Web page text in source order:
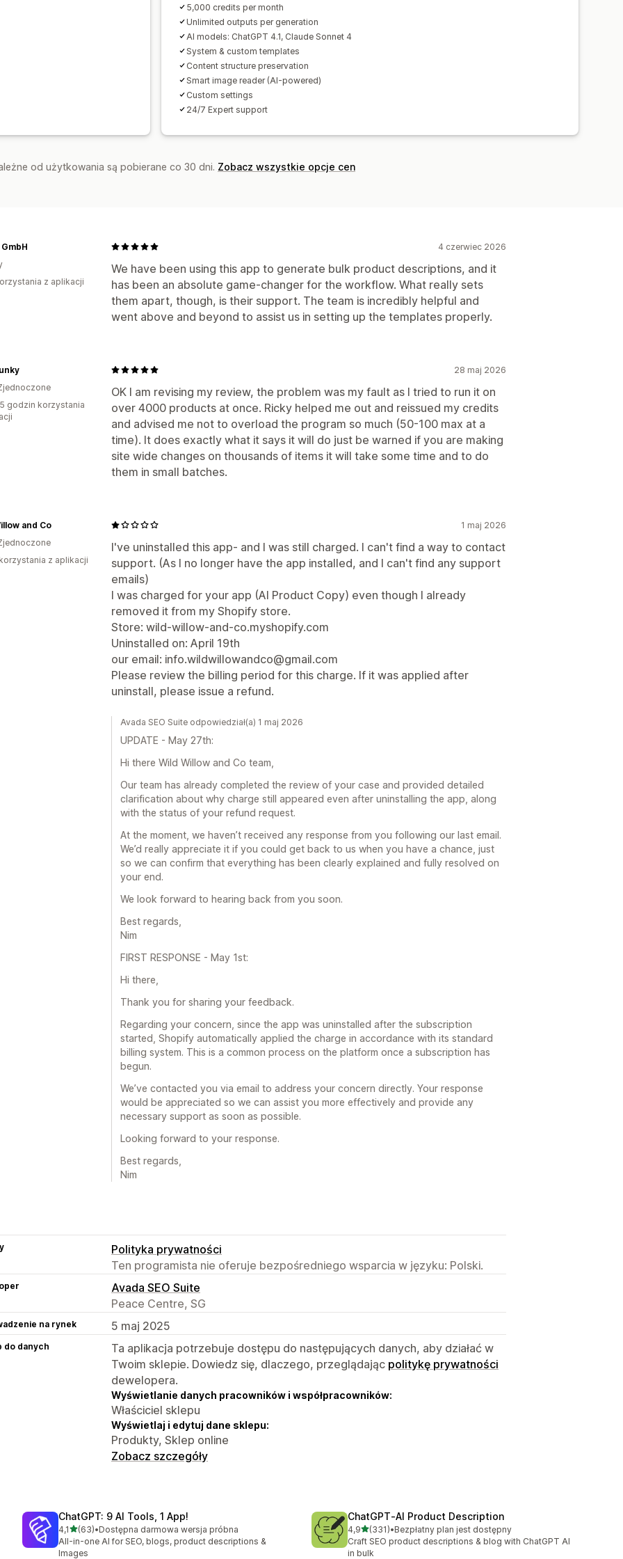
5,000 credits per month
Unlimited outputs per generation
AI models: ChatGPT 4.1, Claude Sonnet 4
System & custom templates
Content structure preservation
Smart image reader (AI-powered)
Custom settings
24/7 Expert support
od użytkowania są pobierane co 30 dni. Zobacz wszystkie opcje cen
4 czerwiec 2026
We have been using this app to generate bulk product descriptions, and it
has been an absolute game-changer for the workflow. What really sets
them apart, though, is their support. The team is incredibly helpful and
went above and beyond to assist us in setting up the templates properly.
z aplikacji
28 maj 2026
OK I am revising my review, the problem was my fault as I tried to run it on
over 4000 products at once. Ricky helped me out and reissued my credits
and advised me not to overload the program so much (50-100 max at a
time). It does exactly what it says it will do just be warned if you are making
site wide changes on thousands of items it will take some time and to do
them in small batches.
godzin korzystania
1 maj 2026
I've uninstalled this app- and I was still charged. I can't find a way to contact
support. (As I no longer have the app installed, and I can't find any support
emails)
I was charged for your app (AI Product Copy) even though I already
removed it from my Shopify store.
Store: wild-willow-and-co.myshopify.com
Uninstalled on: April 19th
our email: info.wildwillowandco@gmail.com
Please review the billing period for this charge. If it was applied after
uninstall, please issue a refund.
and Co
z aplikacji
Avada SEO Suite odpowiedział(a) 1 maj 2026
UPDATE - May 27th:
Hi there Wild Willow and Co team,
Our team has already completed the review of your case and provided detailed
clarification about why charge still appeared even after uninstalling the app, along
with the status of your refund request.
At the moment, we haven’t received any response from you following our last email.
We’d really appreciate it if you could get back to us when you have a chance, just
so we can confirm that everything has been clearly explained and fully resolved on
your end.
We look forward to hearing back from you soon.
Best regards,
Nim
FIRST RESPONSE - May 1st:
Hi there,
Thank you for sharing your feedback.
Regarding your concern, since the app was uninstalled after the subscription
started, Shopify automatically applied the charge in accordance with its standard
billing system. This is a common process on the platform once a subscription has
begun.
We’ve contacted you via email to address your concern directly. Your response
would be appreciated so we can assist you more effectively and provide any
necessary support as soon as possible.
Looking forward to your response.
Best regards,
Nim
Polityka prywatności
Ten programista nie oferuje bezpośredniego wsparcia w języku: Polski.
Avada SEO Suite
Peace Centre, SG
na rynek 5 maj 2025
do danych
Ta aplikacja potrzebuje dostępu do następujących danych, aby działać w
Twoim sklepie. Dowiedz się, dlaczego, przeglądając politykę prywatności
dewelopera.
Wyświetlanie danych pracowników i współpracowników:
Właściciel sklepu
Wyświetlaj i edytuj dane sklepu:
Produkty, Sklep online
Zobacz szczegóły
ChatGPT: 9 AI Tools, 1 App!
4,1na 5 gwiazdek
(63)
Łączna liczba recenzji: 63
•Dostępna darmowa wersja próbna
All-in-one AI for SEO, blogs, product descriptions &
Images
ChatGPT‑AI Product Description
4,9na 5 gwiazdek
(331)
Łączna liczba recenzji: 331
•Bezpłatny plan jest dostępny
Craft SEO product descriptions & blog with ChatGPT AI
in bulk